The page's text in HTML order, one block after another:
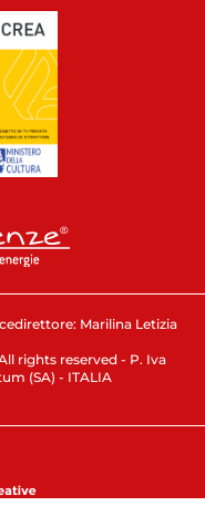
Marilina Letizia
rights reserved - P. Iva
(SA) - ITALIA